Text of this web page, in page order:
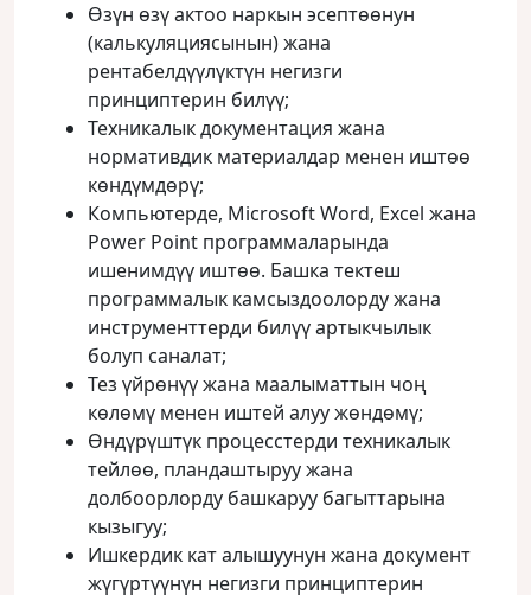
Өзүн өзү актоо наркын эсептөөнун
(калькуляциясынын) жана
рентабелдүүлүктүн негизги
принциптерин билүү;
Техникалык документация жана
нормативдик материалдар менен иштөө
көндүмдөрү;
Компьютерде, Microsoft Word, Excel жана
Power Point программаларында
ишенимдүү иштөө. Башка тектеш
программалык камсыздоолорду жана
инструменттерди билүү артыкчылык
болуп саналат;
Тез үйрөнүү жана маалыматтын чоң
көлөмү менен иштей алуу жөндөмү;
Өндүрүштүк процесстерди техникалык
тейлөө, пландаштыруу жана
долбоорлорду башкаруу багыттарына
кызыгуу;
Ишкердик кат алышуунун жана документ
жүгүртүүнүн негизги принциптерин